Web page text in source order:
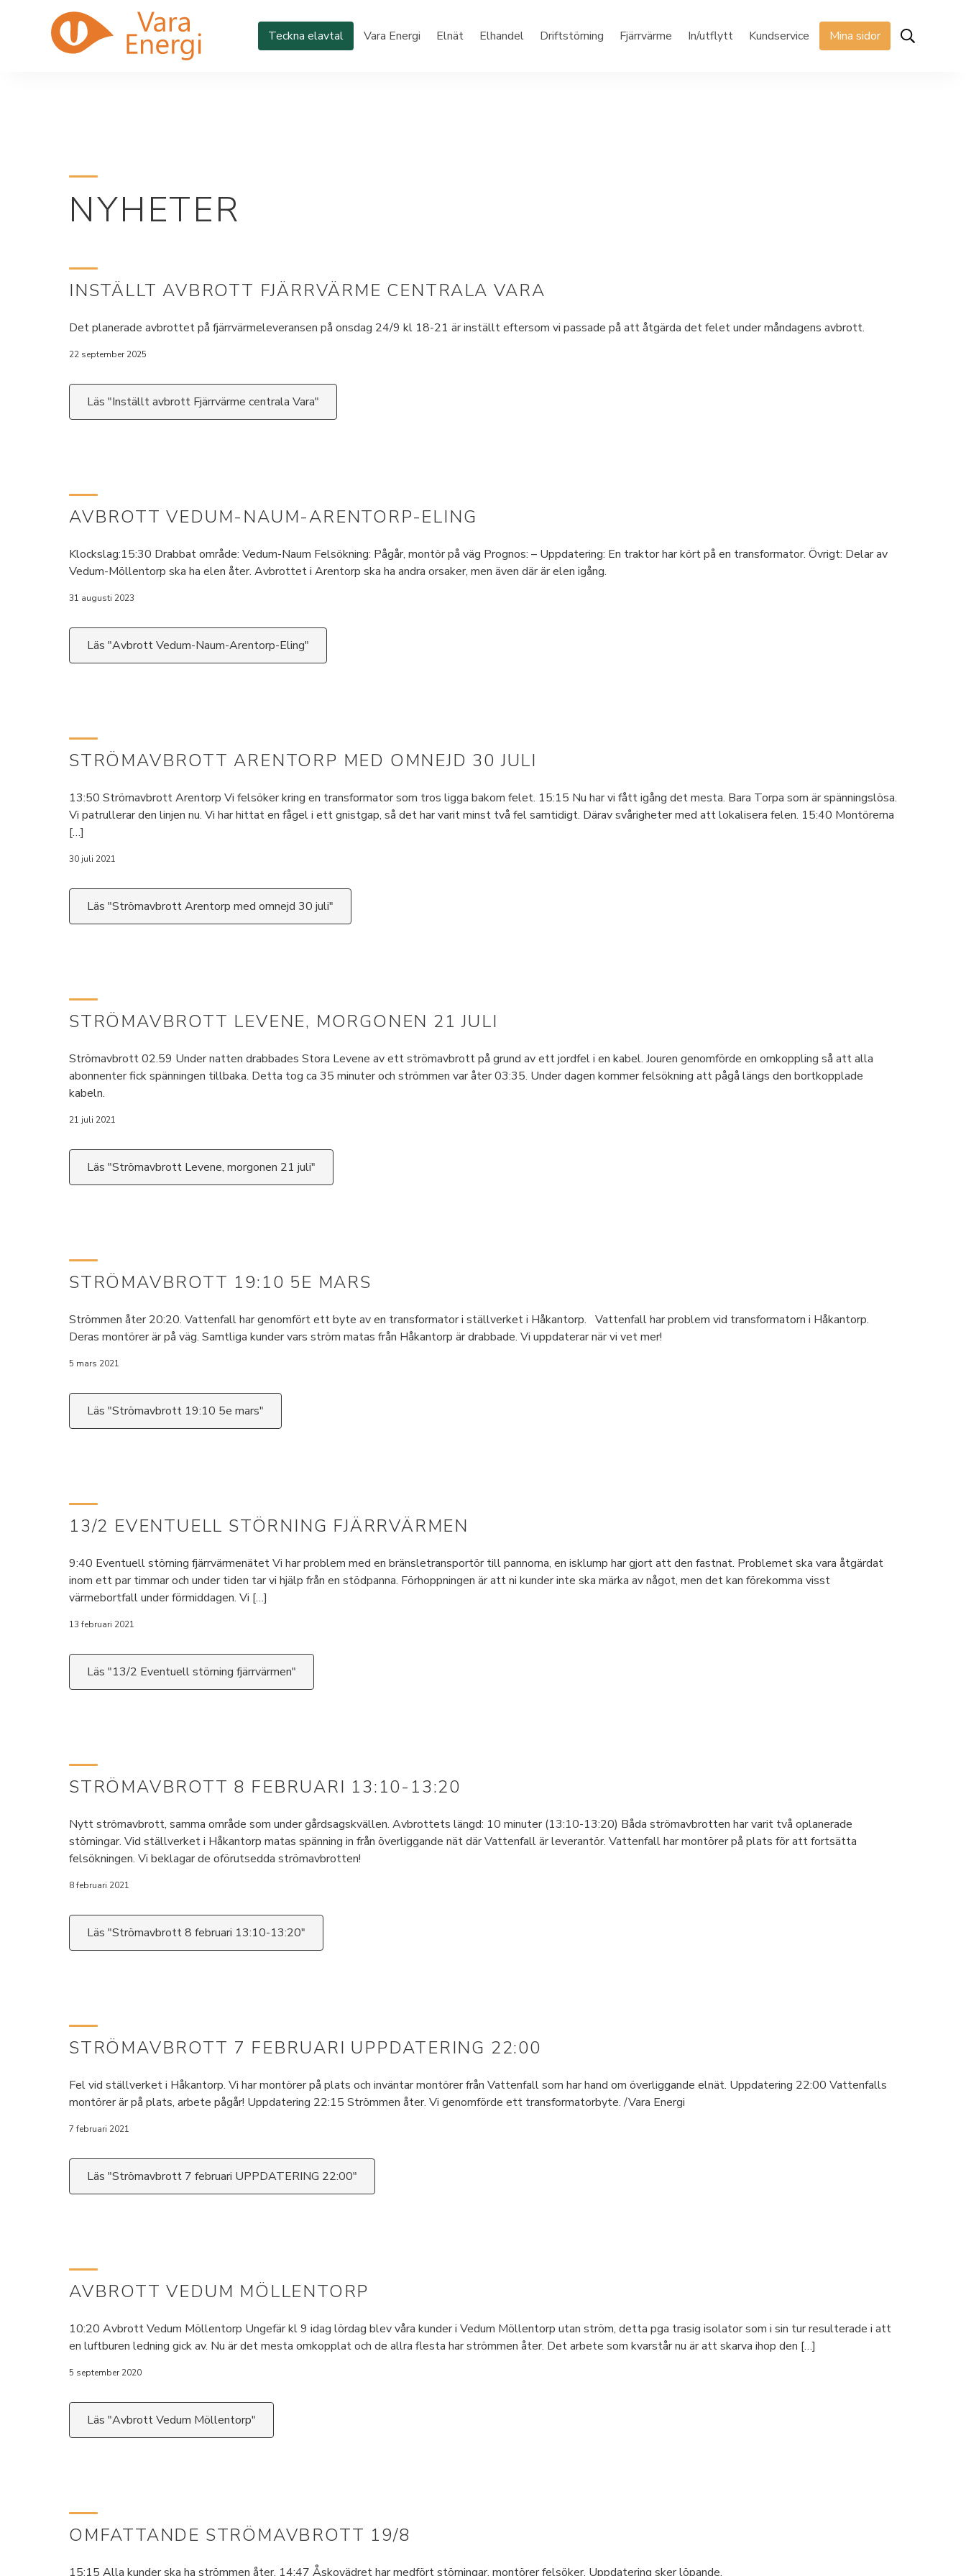
Teckna elavtal Vara Energi Elnät Elhandel Driftstörning Fjärrvärme In/utflytt Kundservice Mina sidor
NYHETER
INSTÄLLT AVBROTT FJÄRRVÄRME CENTRALA VARA
Det planerade avbrottet på fjärrvärmeleveransen på onsdag 24/9 kl 18-21 är inställt eftersom vi passade på att åtgärda det felet under måndagens avbrott.
22 september 2025
Läs "Inställt avbrott Fjärrvärme centrala Vara"
AVBROTT VEDUM-NAUM-ARENTORP-ELING
Klockslag:15:30 Drabbat område: Vedum-Naum Felsökning: Pågår, montör på väg Prognos: – Uppdatering: En traktor har kört på en transformator. Övrigt: Delar av
Vedum-Möllentorp ska ha elen åter. Avbrottet i Arentorp ska ha andra orsaker, men även där är elen igång.
31 augusti 2023
Läs "Avbrott Vedum-Naum-Arentorp-Eling"
STRÖMAVBROTT ARENTORP MED OMNEJD 30 JULI
13:50 Strömavbrott Arentorp Vi felsöker kring en transformator som tros ligga bakom felet. 15:15 Nu har vi fått igång det mesta. Bara Torpa som är spänningslösa.
Vi patrullerar den linjen nu. Vi har hittat en fågel i ett gnistgap, så det har varit minst två fel samtidigt. Därav svårigheter med att lokalisera felen. 15:40 Montörerna
[…]
30 juli 2021
Läs "Strömavbrott Arentorp med omnejd 30 juli"
STRÖMAVBROTT LEVENE, MORGONEN 21 JULI
Strömavbrott 02.59 Under natten drabbades Stora Levene av ett strömavbrott på grund av ett jordfel i en kabel. Jouren genomförde en omkoppling så att alla
abonnenter fick spänningen tillbaka. Detta tog ca 35 minuter och strömmen var åter 03:35. Under dagen kommer felsökning att pågå längs den bortkopplade
kabeln.
21 juli 2021
Läs "Strömavbrott Levene, morgonen 21 juli"
STRÖMAVBROTT 19:10 5E MARS
Strömmen åter 20:20. Vattenfall har genomfört ett byte av en transformator i ställverket i Håkantorp. Vattenfall har problem vid transformatorn i Håkantorp.
Deras montörer är på väg. Samtliga kunder vars ström matas från Håkantorp är drabbade. Vi uppdaterar när vi vet mer!
5 mars 2021
Läs "Strömavbrott 19:10 5e mars"
13/2 EVENTUELL STÖRNING FJÄRRVÄRMEN
9:40 Eventuell störning fjärrvärmenätet Vi har problem med en bränsletransportör till pannorna, en isklump har gjort att den fastnat. Problemet ska vara åtgärdat
inom ett par timmar och under tiden tar vi hjälp från en stödpanna. Förhoppningen är att ni kunder inte ska märka av något, men det kan förekomma visst
värmebortfall under förmiddagen. Vi […]
13 februari 2021
Läs "13/2 Eventuell störning fjärrvärmen"
STRÖMAVBROTT 8 FEBRUARI 13:10-13:20
Nytt strömavbrott, samma område som under gårdsagskvällen. Avbrottets längd: 10 minuter (13:10-13:20) Båda strömavbrotten har varit två oplanerade
störningar. Vid ställverket i Håkantorp matas spänning in från överliggande nät där Vattenfall är leverantör. Vattenfall har montörer på plats för att fortsätta
felsökningen. Vi beklagar de oförutsedda strömavbrotten!
8 februari 2021
Läs "Strömavbrott 8 februari 13:10-13:20"
STRÖMAVBROTT 7 FEBRUARI UPPDATERING 22:00
Fel vid ställverket i Håkantorp. Vi har montörer på plats och inväntar montörer från Vattenfall som har hand om överliggande elnät. Uppdatering 22:00 Vattenfalls
montörer är på plats, arbete pågår! Uppdatering 22:15 Strömmen åter. Vi genomförde ett transformatorbyte. /Vara Energi
7 februari 2021
Läs "Strömavbrott 7 februari UPPDATERING 22:00"
AVBROTT VEDUM MÖLLENTORP
10:20 Avbrott Vedum Möllentorp Ungefär kl 9 idag lördag blev våra kunder i Vedum Möllentorp utan ström, detta pga trasig isolator som i sin tur resulterade i att
en luftburen ledning gick av. Nu är det mesta omkopplat och de allra flesta har strömmen åter. Det arbete som kvarstår nu är att skarva ihop den […]
5 september 2020
Läs "Avbrott Vedum Möllentorp"
OMFATTANDE STRÖMAVBROTT 19/8
15:15 Alla kunder ska ha strömmen åter. 14:47 Åskovädret har medfört störningar, montörer felsöker. Uppdatering sker löpande.